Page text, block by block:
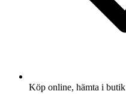
Köp online, hämta i butik